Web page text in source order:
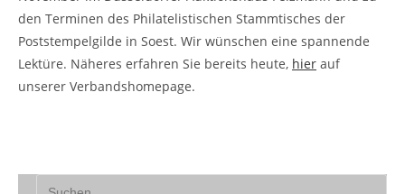
den Terminen des Philatelistischen Stammtisches der
Poststempelgilde in Soest. Wir wünschen eine spannende
Lektüre. Näheres erfahren Sie bereits heute, hier auf
unserer Verbandshomepage.